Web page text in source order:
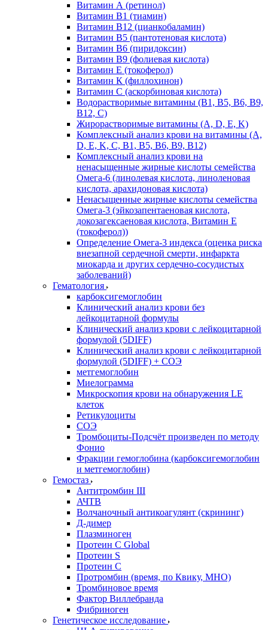
Витамин А (ретинол)
Витамин В1 (тиамин)
Витамин В12 (цианкобаламин)
Витамин В5 (пантотеновая кислота)
Витамин В6 (пиридоксин)
Витамин В9 (фолиевая кислота)
Витамин Е (токоферол)
Витамин К (филлохинон)
Витамин С (аскорбиновая кислота)
Водорастворимые витамины (B1, B5, B6, В9,
В12, С)
Жирорастворимые витамины (A, D, E, K)
Комплексный анализ крови на витамины (A,
D, E, K, C, B1, B5, B6, В9, B12)
Комплексный анализ крови на
ненасыщенные жирные кислоты семейства
Омега-6 (линолевая кислота, линоленовая
кислота, арахидоновая кислота)
Ненасыщенные жирные кислоты семейства
Омега-3 (эйкозапентаеновая кислота,
докозагексаеновая кислота, Витамин E
(токоферол))
Определение Омега-3 индекса (оценка риска
внезапной сердечной смерти, инфаркта
миокарда и других сердечно-сосудистых
заболеваний)
Гематология
карбоксигемоглобин
Клинический анализ крови без
лейкоцитарной формулы
Клинический анализ крови с лейкоцитарной
формулой (5DIFF)
Клинический анализ крови с лейкоцитарной
формулой (5DIFF) + СОЭ
метгемоглобин
Миелограмма
Микроскопия крови на обнаружения LE
клеток
Ретикулоциты
СОЭ
Тромбоциты-Подсчёт произведен по методу
Фонио
Фракции гемоглобина (карбоксигемоглобин
и метгемоглобин)
Гемостаз
Антитромбин III
АЧТВ
Волчаночный антикоагулянт (скрининг)
Д-димер
Плазминоген
Протеин C Global
Протеин S
Протеин С
Протромбин (время, по Квику, МНО)
Тромбиновое время
Фактор Виллебранда
Фибриноген
Генетическое исследование